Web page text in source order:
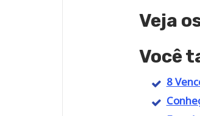
Veja
Você
8